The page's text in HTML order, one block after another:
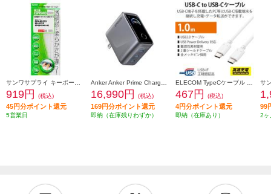
919円 (税込)
45円分ポイント還元
5営業日
16,990円 (税込)
169円分ポイント還元
即納（在庫残りわずか）
467円 (税込)
4円分ポイント還元
即納（在庫あり）
99
2ヶ